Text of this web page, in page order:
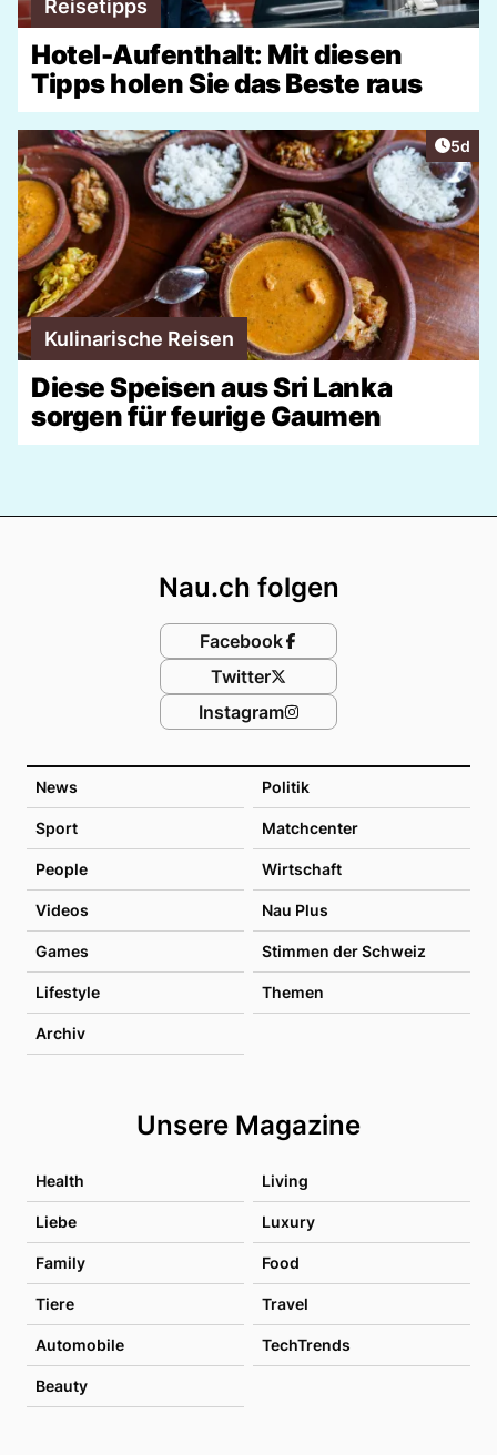
Reisetipps
Hotel-Aufenthalt: Mit diesen
Tipps holen Sie das Beste raus
5d
Kulinarische Reisen
Diese Speisen aus Sri Lanka
sorgen für feurige Gaumen
News Politik
Sport Matchcenter
People Wirtschaft
Videos Nau Plus
Games Stimmen der Schweiz
Lifestyle Themen
Archiv
Unsere Magazine
Health Living
Liebe Luxury
Family Food
Tiere Travel
Automobile TechTrends
Beauty
Nau.ch folgen
Facebook
Twitter
Instagram